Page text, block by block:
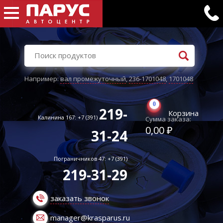
Например:вал промежуточный,236-1701048,1701048
Калинина 167: +7 (391) 219-
31-24
Пограничников 47: +7 (391)
219-31-29
заказать звонок
manager@krasparus.ru
0
Корзина
Сумма заказа:
0,00 ₽